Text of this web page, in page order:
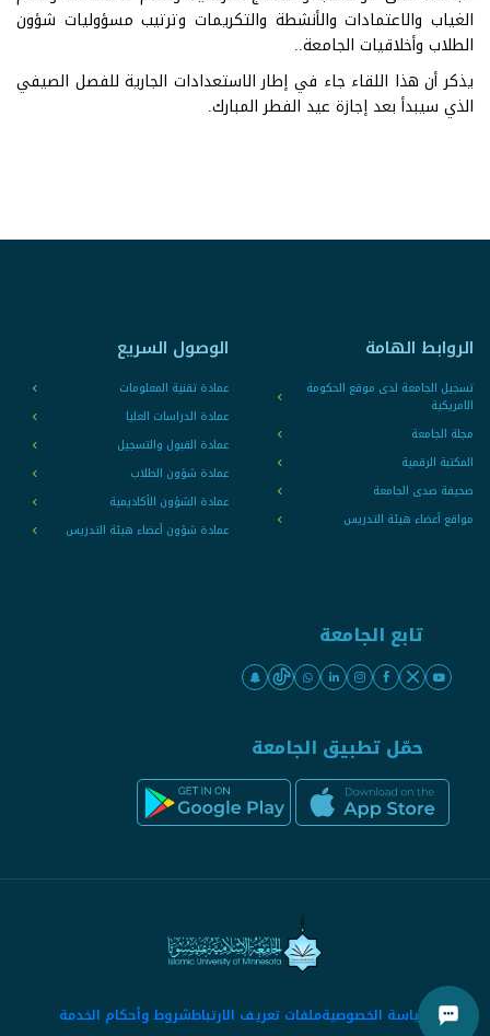
الغياب والاعتمادات والأنشطة والتكريمات وترتيب مسؤوليات شؤون
الطلاب وأخلاقيات الجامعة..
يذكر أن هذا اللقاء جاء في إطار الاستعدادات الجارية للفصل الصيفي
الذي سيبدأ بعد إجازة عيد الفطر المبارك.
الروابط الهامة
تسجيل الجامعة لدى موقع الحكومة
الامريكية
مجلة الجامعة
المكتبة الرقمية
صحيفة صدى الجامعة
مواقع أعضاء هيئة التدريس
الوصول السريع
عمادة تقنية المعلومات
عمادة الدراسات العليا
عمادة القبول والتسجيل
عمادة شؤون الطلاب
عمادة الشؤون الأكاديمية
عمادة شؤون أعضاء هيئة التدريس
تابع الجامعة
حمّل تطبيق الجامعة
سياسة الخصوصيةملفات تعريف الارتباطشروط وأحكام الخدمة